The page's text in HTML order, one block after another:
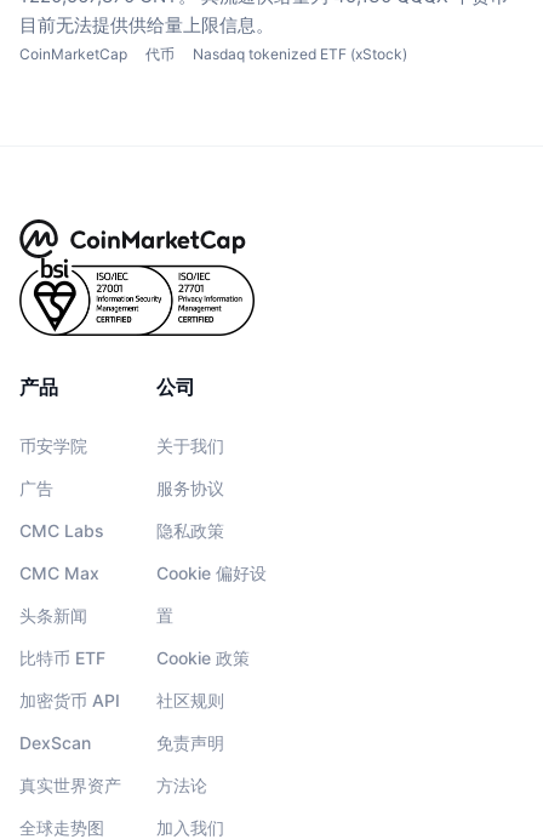
目前无法提供供给量上限信息。
CoinMarketCap 代币 Nasdaq tokenized ETF (xStock)
产品
币安学院
广告
CMC Labs
CMC Max
头条新闻
比特币 ETF
加密货币 API
DexScan
真实世界资产
全球走势图
公司
关于我们
服务协议
隐私政策
Cookie 偏好设
置
Cookie 政策
社区规则
免责声明
方法论
加入我们